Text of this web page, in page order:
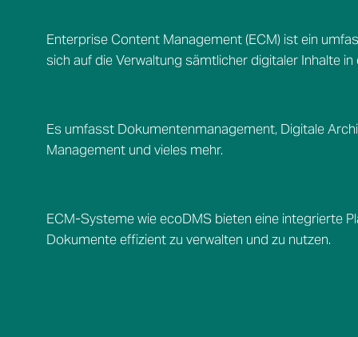
Enterprise Content Management (ECM) ist ein
sich auf die Verwaltung sämtlicher digitaler Inhalte
Es umfasst Dokumentenmanagement, Digitale
Management und vieles mehr.
ECM-Systeme wie ecoDMS bieten eine integrierte
Dokumente effizient zu verwalten und zu nutzen.